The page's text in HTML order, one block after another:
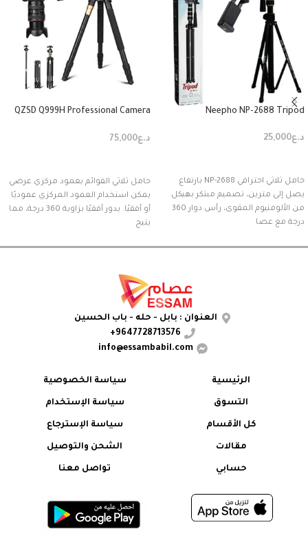
Neepho NP-2688 Tripod
د.ع25,000
حامل ثلاثي احترافي NP-2688 بارتفاع
يصل إلى مترين، تصميم مبتكر بهيكل
من الألومنيوم المقوى، رأس دوار 360
درجة مع عصا
QZSD Q999H Professional Camera
د.ع75,000
حامل ثلاثي القوائم بعمود مركزي عرضي
يمكن استخدام العمود المركزي عموديًا
أو أفقيًا. يدور أفقيًا بزاوية 360 درجة، مما
يتيح
العنوان : بابل - حله - باب الحسين
9647728713576+
info@essambabil.com
الرئيسية
التسوق
كل الأقسام
مقالات
حسابي
سياسة الخصوصية
سياسة الإستخدام
سياسة الإسترجاع
الشحن والتوصيل
تواصل معنا